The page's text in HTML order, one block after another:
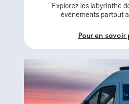
Explorez les labyrinthe
événements partout
Pour en savoir